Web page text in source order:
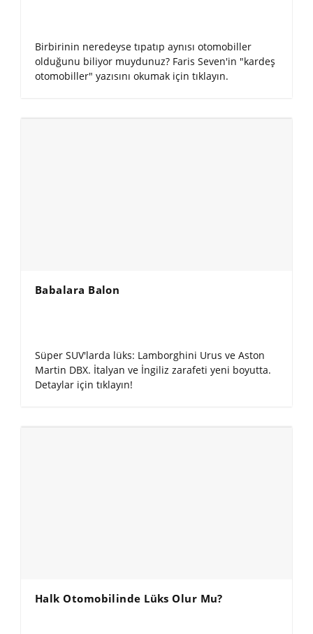
Birbirinin neredeyse tıpatıp aynısı otomobiller
olduğunu biliyor muydunuz? Faris Seven'in "kardeş
otomobiller" yazısını okumak için tıklayın.
Babalara Balon
Süper SUV'larda lüks: Lamborghini Urus ve Aston
Martin DBX. İtalyan ve İngiliz zarafeti yeni boyutta.
Detaylar için tıklayın!
Halk Otomobilinde Lüks Olur Mu?